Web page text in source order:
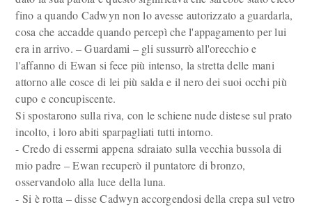
fino a quando Cadwyn non lo avesse autorizzato a guardarla,
cosa che accadde quando percepì che l'appagamento per lui
era in arrivo. – Guardami – gli sussurrò all'orecchio e
l'affanno di Ewan si fece più intenso, la stretta delle mani
attorno alle cosce di lei più salda e il nero dei suoi occhi più
cupo e concupiscente.
Si spostarono sulla riva, con le schiene nude distese sul prato
incolto, i loro abiti sparpagliati tutti intorno.
- Credo di essermi appena sdraiato sulla vecchia bussola di
mio padre – Ewan recuperò il puntatore di bronzo,
osservandolo alla luce della luna.
- Si è rotta – disse Cadwyn accorgendosi della crepa sul vetro